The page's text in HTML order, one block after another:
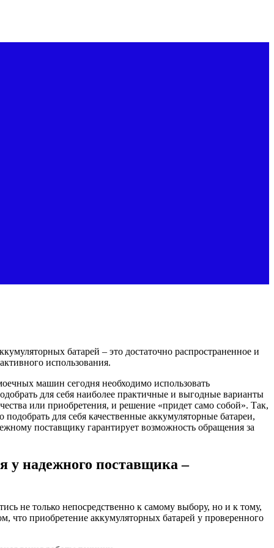
батарей – это достаточно распространенное и
использования.
машин сегодня необходимо использовать
для себя наиболее практичные и выгодные варианты
или приобретения, и решение «придет само собой». Так,
для себя качественные аккумуляторные батареи,
поставщику гарантирует возможность обращения за
у надежного поставщика –
не только непосредственно к самому выбору, но и к тому,
приобретение аккумуляторных батарей у проверенного